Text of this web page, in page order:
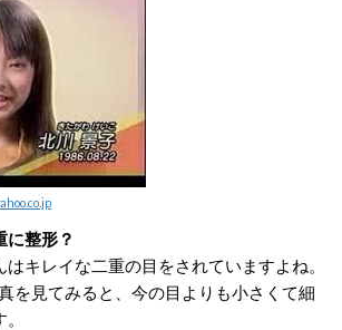
に整形？
キレイな二重の目をされていますよね。
を見てみると、今の目よりも小さくて細